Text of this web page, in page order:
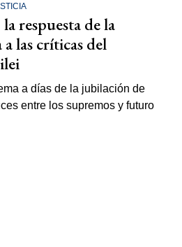
respuesta de la
las críticas del